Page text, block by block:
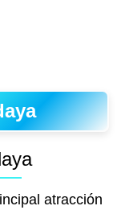
atracción